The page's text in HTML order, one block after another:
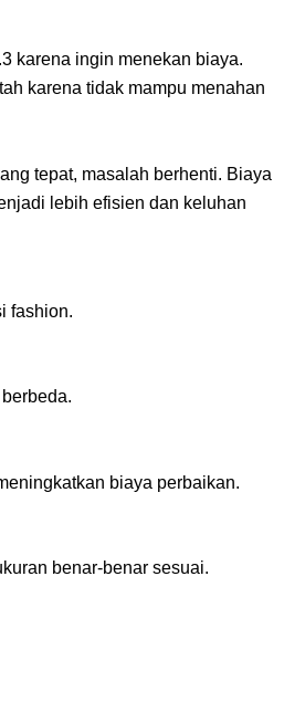
karena ingin menekan biaya.
karena tidak mampu menahan
tepat, masalah berhenti. Biaya
lebih efisien dan keluhan
fashion.
biaya perbaikan.
benar-benar sesuai.